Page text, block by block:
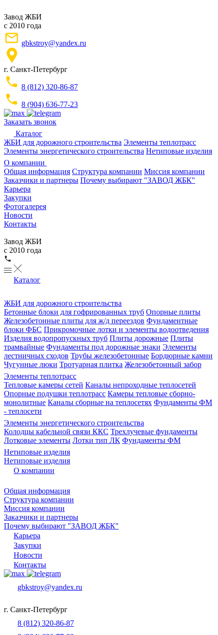
Завод ЖБИ
с 2010 года
gbkstroy@yandex.ru
г. Санкт-Петербург
8 (812) 320-86-87
8 (904) 636-77-23
Заказать звонок
Каталог
ЖБИ для дорожного строительства Элементы теплотрасс
Элементы энергетического строительства Нетиповые изделия
О компании
Общая информация Структура компании Миссия компании
Заказчики и партнеры Почему выбирают "ЗАВОД ЖБК"
Карьера
Закупки
Фотогалерея
Новости
Контакты
Завод ЖБИ
с 2010 года
Каталог
ЖБИ для дорожного строительства
Бетонные блоки для гофрированных труб Опорные плиты
Железобетонные плиты для ж/д переездов Фундаментные
блоки ФБС Прикромочные лотки и элементы водоотведения
Изделия водопропускных труб Плиты дорожные Плиты
трамвайные Фундаменты под дорожные знаки Элементы
лестничных сходов Трубы железобетонные Бордюрные камни
Чугунные люки Тротуарная плитка Железобетонный забор
Элементы теплотрасс
Тепловые камеры сетей Каналы непроходные теплосетей
Опорные подушки теплотрасс Камеры тепловые сборно-
монолитные Каналы сборные на теплосетях Фундаменты ФМ
- теплосети
Элементы энергетического строительства
Колодцы кабельной связи ККС Трехлучевые фундаменты
Лотковые элементы Лотки тип ЛК Фундаменты ФМ
Нетиповые изделия
Нетиповые изделия
О компании
Общая информация
Структура компании
Миссия компании
Заказчики и партнеры
Почему выбирают "ЗАВОД ЖБК"
Карьера
Закупки
Новости
Контакты
gbkstroy@yandex.ru
г. Санкт-Петербург
8 (812) 320-86-87